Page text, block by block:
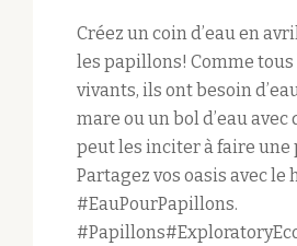
Créez un coin d’eau en
les papillons! Comme tous
vivants, ils ont besoin
mare ou un bol d’eau avec
peut les inciter à faire une
Partagez vos oasis avec le
#EauPourPapillons.